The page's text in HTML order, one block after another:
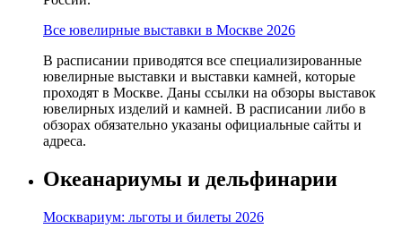
Все ювелирные выставки в Москве 2026
В расписании приводятся все специализированные
ювелирные выставки и выставки камней, которые
проходят в Москве. Даны ссылки на обзоры выставок
ювелирных изделий и камней. В расписании либо в
обзорах обязательно указаны официальные сайты и
адреса.
Океанариумы и дельфинарии
Москвариум: льготы и билеты 2026